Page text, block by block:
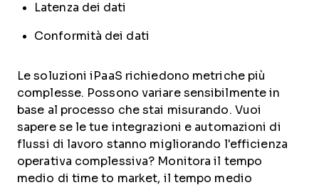
Latenza dei dati
Conformità dei dati
Le soluzioni iPaaS richiedono metriche più
complesse. Possono variare sensibilmente in
base al processo che stai misurando. Vuoi
sapere se le tue integrazioni e automazioni di
flussi di lavoro stanno migliorando l'efficienza
operativa complessiva? Monitora il tempo
medio di time to market, il tempo medio